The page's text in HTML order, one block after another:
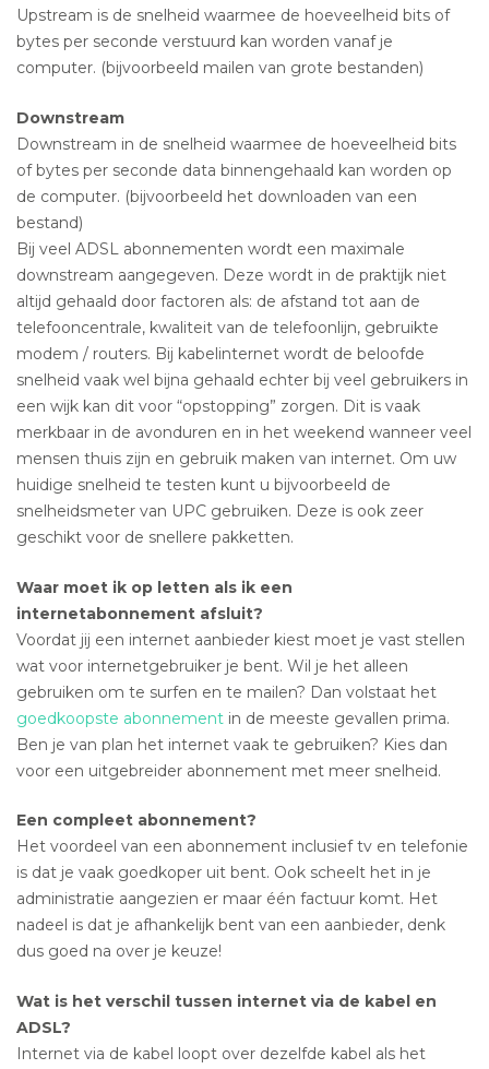
Upstream is de snelheid waarmee de hoeveelheid bits of
bytes per seconde verstuurd kan worden vanaf je
computer. (bijvoorbeeld mailen van grote bestanden)
Downstream
Downstream in de snelheid waarmee de hoeveelheid bits
of bytes per seconde data binnengehaald kan worden op
de computer. (bijvoorbeeld het downloaden van een
bestand)
Bij veel ADSL abonnementen wordt een maximale
downstream aangegeven. Deze wordt in de praktijk niet
altijd gehaald door factoren als: de afstand tot aan de
telefooncentrale, kwaliteit van de telefoonlijn, gebruikte
modem / routers. Bij kabelinternet wordt de beloofde
snelheid vaak wel bijna gehaald echter bij veel gebruikers in
een wijk kan dit voor “opstopping” zorgen. Dit is vaak
merkbaar in de avonduren en in het weekend wanneer veel
mensen thuis zijn en gebruik maken van internet. Om uw
huidige snelheid te testen kunt u bijvoorbeeld de
snelheidsmeter van UPC gebruiken. Deze is ook zeer
geschikt voor de snellere pakketten.
Waar moet ik op letten als ik een
internetabonnement afsluit?
Voordat jij een internet aanbieder kiest moet je vast stellen
wat voor internetgebruiker je bent. Wil je het alleen
gebruiken om te surfen en te mailen? Dan volstaat het
goedkoopste abonnement in de meeste gevallen prima.
Ben je van plan het internet vaak te gebruiken? Kies dan
voor een uitgebreider abonnement met meer snelheid.
Een compleet abonnement?
Het voordeel van een abonnement inclusief tv en telefonie
is dat je vaak goedkoper uit bent. Ook scheelt het in je
administratie aangezien er maar één factuur komt. Het
nadeel is dat je afhankelijk bent van een aanbieder, denk
dus goed na over je keuze!
Wat is het verschil tussen internet via de kabel en
ADSL?
Internet via de kabel loopt over dezelfde kabel als het